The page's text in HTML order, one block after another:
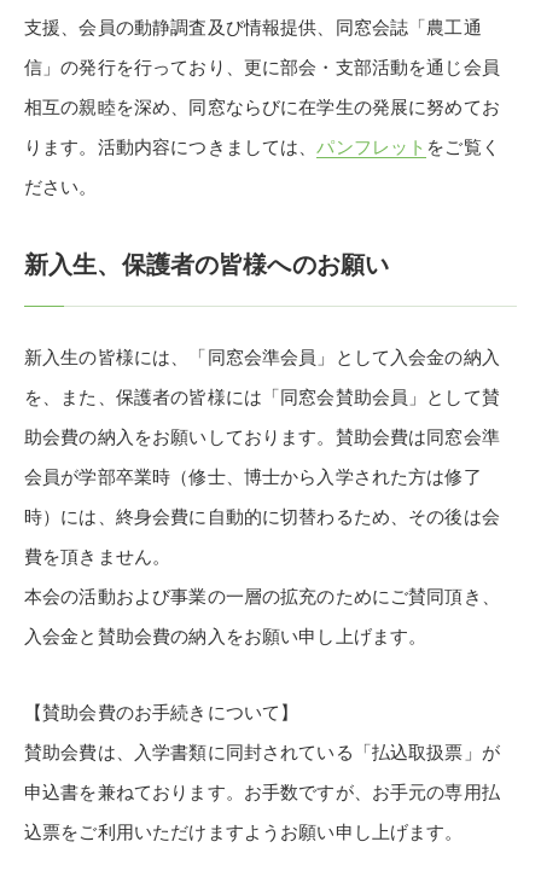
支援、会員の動静調査及び情報提供、同窓会誌「農工通
信」の発行を行っており、更に部会・支部活動を通じ会員
相互の親睦を深め、同窓ならびに在学生の発展に努めてお
ります。活動内容につきましては、パンフレット をご覧く
ださい。
新入生、保護者の皆様へのお願い
新入生の皆様には、「同窓会準会員」として入会金の納入
を、また、保護者の皆様には「同窓会賛助会員」として賛
助会費の納入をお願いしております。賛助会費は同窓会準
会員が学部卒業時（修士、博士から入学された方は修了
時）には、終身会費に自動的に切替わるため、その後は会
費を頂きません。
本会の活動および事業の一層の拡充のためにご賛同頂き、
入会金と賛助会費の納入をお願い申し上げます。
【賛助会費のお手続きについて】
賛助会費は、入学書類に同封されている「払込取扱票」が
申込書を兼ねております。お手数ですが、お手元の専用払
込票をご利用いただけますようお願い申し上げます。